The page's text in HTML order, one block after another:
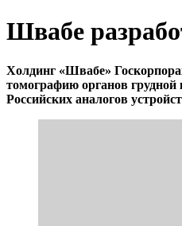
Швабе
Холдинг «Швабе»
томографию органов грудной
Российских аналогов